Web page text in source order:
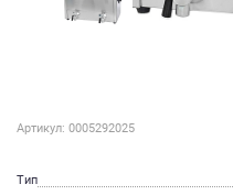
Артикул: 0005292025
Тип